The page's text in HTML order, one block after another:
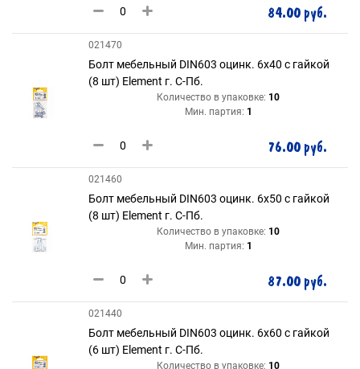
84.00 руб.
021470
Болт мебельный DIN603 оцинк. 6х40 с гайкой
(8 шт) Element г. С-Пб.
Количество в упаковке: 10
Мин. партия: 1
76.00 руб.
021460
Болт мебельный DIN603 оцинк. 6х50 с гайкой
(8 шт) Element г. С-Пб.
Количество в упаковке: 10
Мин. партия: 1
87.00 руб.
021440
Болт мебельный DIN603 оцинк. 6х60 с гайкой
(6 шт) Element г. С-Пб.
Количество в упаковке: 10